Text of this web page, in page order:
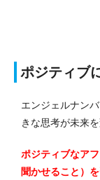
ポジティブ
エンジェルナン
きな思考が未来
ポジティブなア
聞かせること）